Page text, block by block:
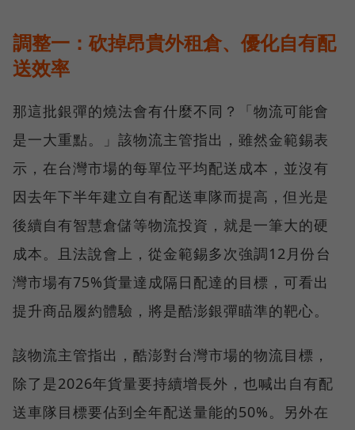
調整一：砍掉昂貴外租倉、優化自有配
送效率
那這批銀彈的燒法會有什麼不同？「物流可能會
是一大重點。」該物流主管指出，雖然金範錫表
示，在台灣市場的每單位平均配送成本，並沒有
因去年下半年建立自有配送車隊而提高，但光是
後續自有智慧倉儲等物流投資，就是一筆大的硬
成本。且法說會上，從金範錫多次強調12月份台
灣市場有75%貨量達成隔日配達的目標，可看出
提升商品履約體驗，將是酷澎銀彈瞄準的靶心。
該物流主管指出，酷澎對台灣市場的物流目標，
除了是2026年貨量要持續增長外，也喊出自有配
送車隊目標要佔到全年配送量能的50%。另外在